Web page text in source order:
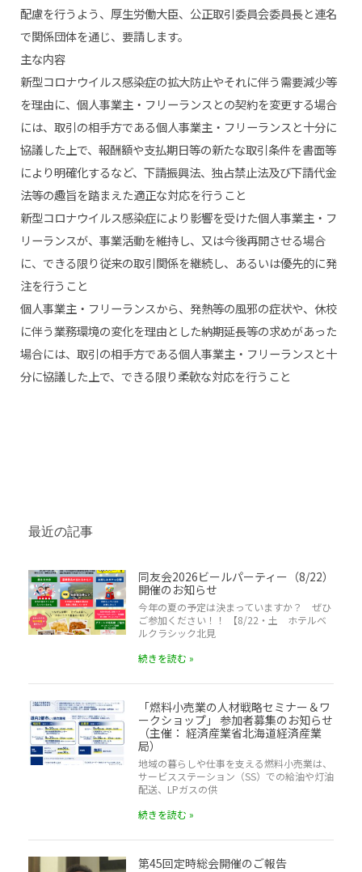
配慮を行うよう、厚生労働大臣、公正取引委員会委員長と連名
で関係団体を通じ、要請します。
主な内容
新型コロナウイルス感染症の拡大防止やそれに伴う需要減少等
を理由に、個人事業主・フリーランスとの契約を変更する場合
には、取引の相手方である個人事業主・フリーランスと十分に
協議した上で、報酬額や支払期日等の新たな取引条件を書面等
により明確化するなど、下請振興法、独占禁止法及び下請代金
法等の趣旨を踏まえた適正な対応を行うこと
新型コロナウイルス感染症により影響を受けた個人事業主・フ
リーランスが、事業活動を維持し、又は今後再開させる場合
に、できる限り従来の取引関係を継続し、あるいは優先的に発
注を行うこと
個人事業主・フリーランスから、発熱等の風邪の症状や、休校
に伴う業務環境の変化を理由とした納期延長等の求めがあった
場合には、取引の相手方である個人事業主・フリーランスと十
分に協議した上で、できる限り柔軟な対応を行うこと
最近の記事
同友会2026ビールパーティー（8/22）
開催のお知らせ
今年の夏の予定は決まっていますか？ ぜひ
ご参加ください！！ 【8/22・土 ホテルベ
ルクラシック北見
続きを読む »
「燃料小売業の人材戦略セミナー＆ワ
ークショップ」 参加者募集のお知らせ
（主催： 経済産業省北海道経済産業
局）
地域の暮らしや仕事を支える燃料小売業は、
サービスステーション（SS）での給油や灯油
配送、LPガスの供
続きを読む »
第45回定時総会開催のご報告